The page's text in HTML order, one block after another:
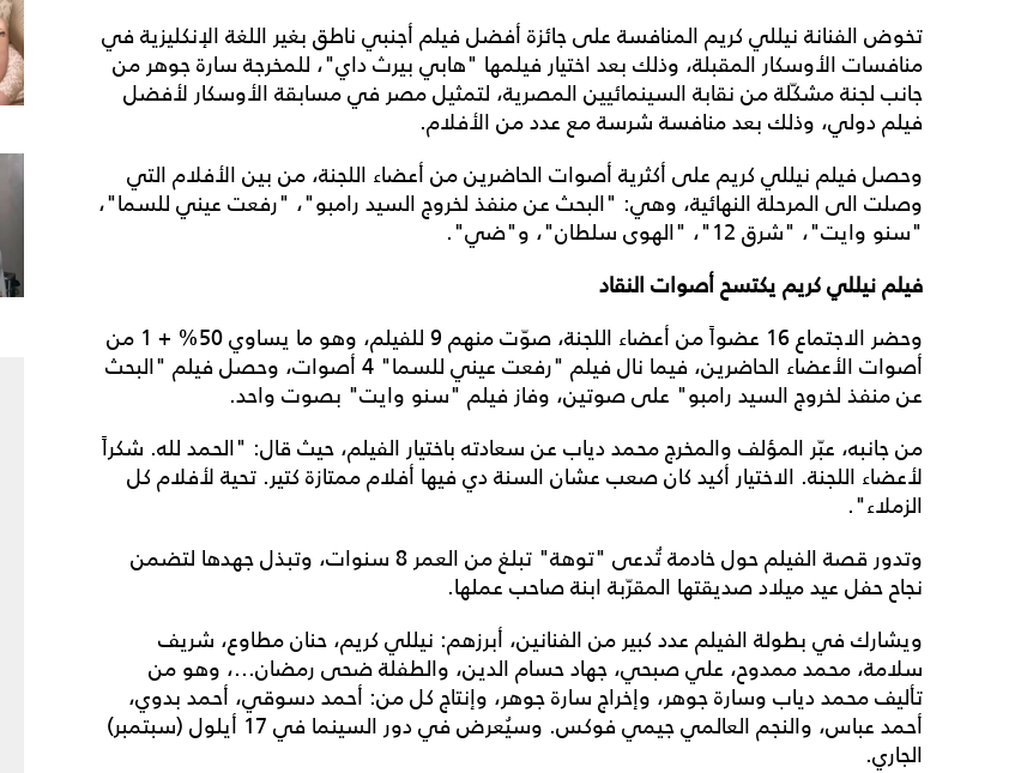
تخوض الفنانة نيللي كريم المنافسة على جائزة أفضل فيلم أجنبي ناطق بغير اللغة الإنكليزية في
منافسات الأوسكار المقبلة، وذلك بعد اختيار فيلمها "هابي بيرث داي"، للمخرجة سارة جوهر من
جانب لجنة مشكّلة من نقابة السينمائيين المصرية، لتمثيل مصر في مسابقة الأوسكار لأفضل
فيلم دولي، وذلك بعد منافسة شرسة مع عدد من الأفلام.
وحصل فيلم نيللي كريم على أكثرية أصوات الحاضرين من أعضاء اللجنة، من بين الأفلام التي
وصلت الى المرحلة النهائية، وهي: "البحث عن منفذ لخروج السيد رامبو"، "رفعت عيني للسما"،
"سنو وايت"، "شرق 12"، "الهوى سلطان"، و"ضي".
فيلم نيللي كريم يكتسح أصوات النقاد
وحضر الاجتماع 16 عضواً من أعضاء اللجنة، صوّت منهم 9 للفيلم، وهو ما يساوي 50% + 1 من
أصوات الأعضاء الحاضرين، فيما نال فیلم "رفعت عيني للسما" 4 أصوات، وحصل فيلم "البحث
عن منفذ لخروج السيد رامبو" على صوتين، وفاز فيلم "سنو وايت" بصوت واحد.
من جانبه، عبّر المؤلف والمخرج محمد دياب عن سعادته باختيار الفيلم، حيث قال: "الحمد لله. شكراً
لأعضاء اللجنة. الاختيار أكيد كان صعب عشان السنة دي فيها أفلام ممتازة كتير. تحية لأفلام كل
الزملاء".
وتدور قصة الفيلم حول خادمة تُدعى "توهة" تبلغ من العمر 8 سنوات، وتبذل جهدها لتضمن
نجاح حفل عيد ميلاد صديقتها المقرّبة ابنة صاحب عملها.
ويشارك في بطولة الفيلم عدد كبير من الفنانين، أبرزهم: نيللي كريم، حنان مطاوع، شريف
سلامة، محمد ممدوح، علي صبحي، جهاد حسام الدين، والطفلة ضحى رمضان...، وهو من
تأليف محمد دياب وسارة جوهر، وإخراج سارة جوهر، وإنتاج كل من: أحمد دسوقي، أحمد بدوي،
أحمد عباس، والنجم العالمي جيمي فوكس. وسيُعرض في دور السينما في 17 أيلول (سبتمبر)
الجاري.